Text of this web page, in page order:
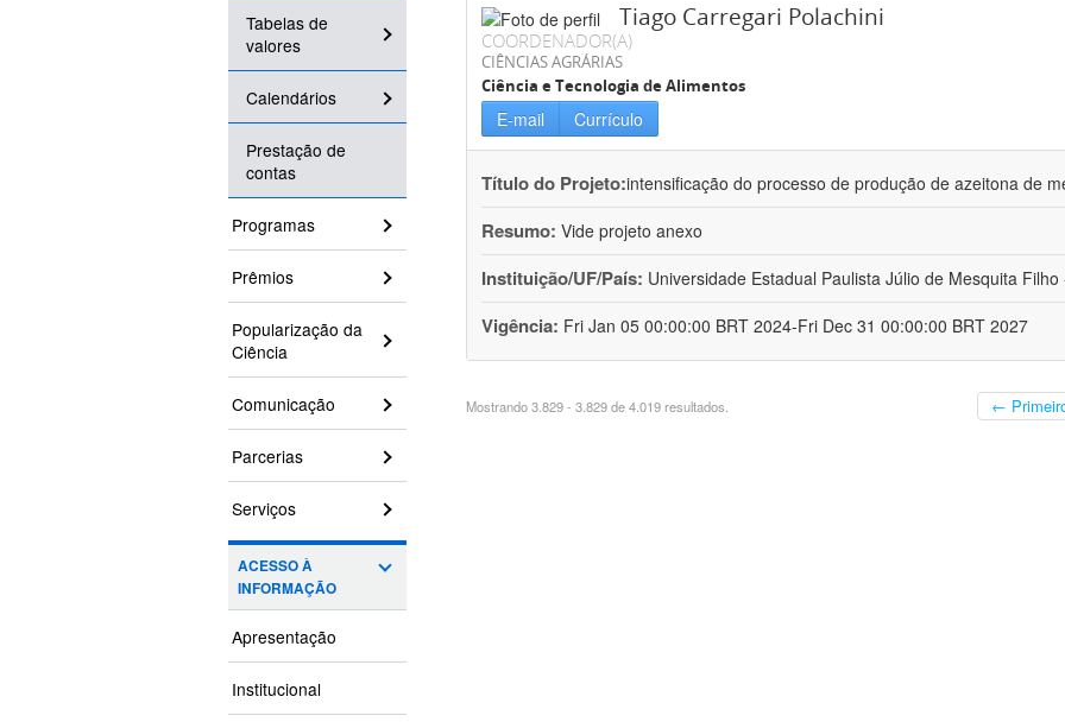
Tabelas de
valores
Calendários
Prestação de
contas
Programas
Prêmios
Popularização da
Ciência
Comunicação
Parcerias
Serviços
ACESSO À
INFORMAÇÃO
Apresentação
Institucional
Tiago Carregari Polachini
COORDENADOR(A)
CIÊNCIAS AGRÁRIAS
Ciência e Tecnologia de Alimentos
E-mail Currículo
Título do Projeto:intensificação do processo de produção de azeitona de
Resumo: Vide projeto anexo
Instituição/UF/País: Universidade Estadual Paulista Júlio de Mesquita Filho
Vigência: Fri Jan 05 00:00:00 BRT 2024-Fri Dec 31 00:00:00 BRT 2027
Mostrando 3.829 - 3.829 de 4.019 resultados. ←